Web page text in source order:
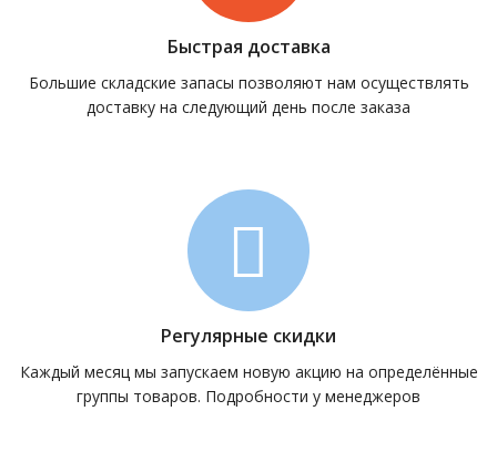
Быстрая доставка
Большие складские запасы позволяют нам осуществлять
доставку на следующий день после заказа
Регулярные скидки
Каждый месяц мы запускаем новую акцию на определённые
группы товаров. Подробности у менеджеров